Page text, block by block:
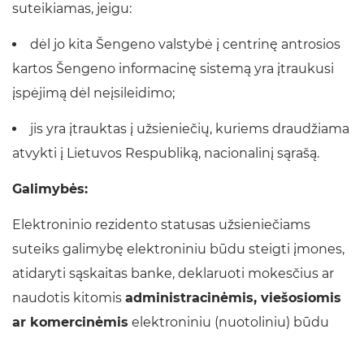
suteikiamas, jeigu:
dėl jo kita Šengeno valstybė į centrinę antrosios
kartos Šengeno informacinę sistemą yra įtraukusi
įspėjimą dėl neįsileidimo;
jis yra įtrauktas į užsieniečių, kuriems draudžiama
atvykti į Lietuvos Respubliką, nacionalinį sąrašą.
Galimybės:
Elektroninio rezidento statusas užsieniečiams
suteiks galimybę elektroniniu būdu steigti įmones,
atidaryti sąskaitas banke, deklaruoti mokesčius ar
naudotis kitomis administracinėmis, viešosiomis
ar komercinėmis elektroniniu (nuotoliniu) būdu